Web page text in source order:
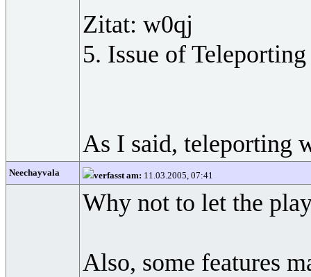
Zitat: w0qj
5. Issue of Teleporting
As I said, teleporting
Neechayvala verfasst am: 11.03.2005, 07:41
Why not to let the
Also, some features